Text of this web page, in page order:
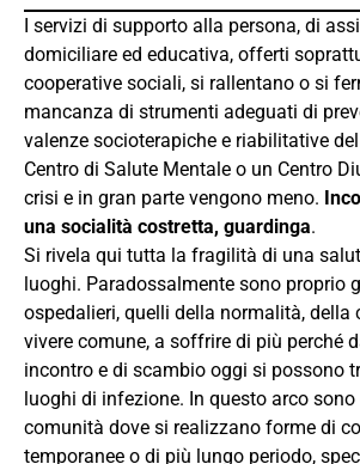
I servizi di supporto alla persona, di
domiciliare ed educativa, offerti
cooperative sociali, si rallentano o si
mancanza di strumenti adeguati di
valenze socioterapiche e riabilitative
Centro di Salute Mentale o un Centro
crisi e in gran parte vengono meno.
una socialità costretta, guardinga.
Si rivela qui tutta la fragilità di una
luoghi. Paradossalmente sono proprio
ospedalieri, quelli della normalità, della
vivere comune, a soffrire di più perché
incontro e di scambio oggi si possono
luoghi di infezione. In questo arco
comunità dove si realizzano forme di
temporanee o di più lungo periodo,